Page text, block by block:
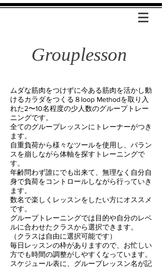
Grouplesson
​ムダな筋肉をつけずに今ある筋肉を活かし動
けるカラダをつくる８loop Methodを取り入
れた2〜10名程度の少人数のグループトレー
ニングです。
全てのグループレッスンにトレーナーがつき
ます。
自重負荷から様々なツールを使用し、バラン
スを崩しながら体軸を探すトレーニングで
す。
年齢問わず誰にでも出来て、無理なく自分自
身で負荷をコントロールしながら行っていき
ます。
数名で楽しくレッスンをしたい方にオススメ
です。
​グループトレーニングでは目的や自分のレベ
ルに合わせたクラスから選択できます。
（クラスは自由に選択可能です）
毎日レッスンの枠がありますので、お忙しい
方でも時間の調整がしやすくなっています。
スケジュール表に、グループレッスン名が記